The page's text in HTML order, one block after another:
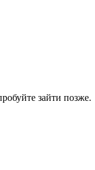
зайти позже.